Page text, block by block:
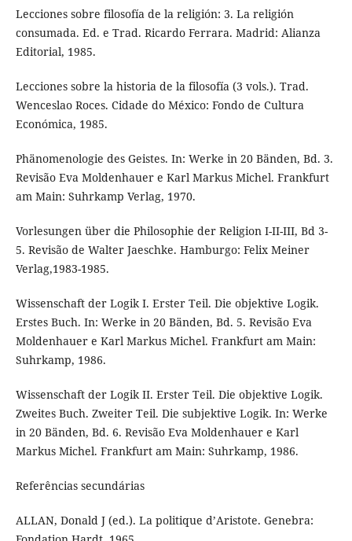
Lecciones sobre filosofía de la religión: 3. La religión
consumada. Ed. e Trad. Ricardo Ferrara. Madrid: Alianza
Editorial, 1985.
Lecciones sobre la historia de la filosofía (3 vols.). Trad.
Wenceslao Roces. Cidade do México: Fondo de Cultura
Económica, 1985.
Phänomenologie des Geistes. In: Werke in 20 Bänden, Bd. 3.
Revisão Eva Moldenhauer e Karl Markus Michel. Frankfurt
am Main: Suhrkamp Verlag, 1970.
Vorlesungen über die Philosophie der Religion I-II-III, Bd 3-
5. Revisão de Walter Jaeschke. Hamburgo: Felix Meiner
Verlag,1983-1985.
Wissenschaft der Logik I. Erster Teil. Die objektive Logik.
Erstes Buch. In: Werke in 20 Bänden, Bd. 5. Revisão Eva
Moldenhauer e Karl Markus Michel. Frankfurt am Main:
Suhrkamp, 1986.
Wissenschaft der Logik II. Erster Teil. Die objektive Logik.
Zweites Buch. Zweiter Teil. Die subjektive Logik. In: Werke
in 20 Bänden, Bd. 6. Revisão Eva Moldenhauer e Karl
Markus Michel. Frankfurt am Main: Suhrkamp, 1986.
Referências secundárias
ALLAN, Donald J (ed.). La politique d’Aristote. Genebra: